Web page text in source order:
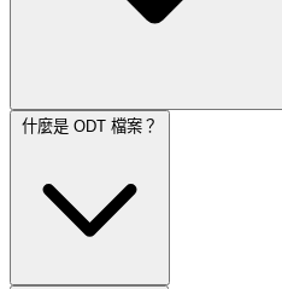
什麼是 ODT 檔案？